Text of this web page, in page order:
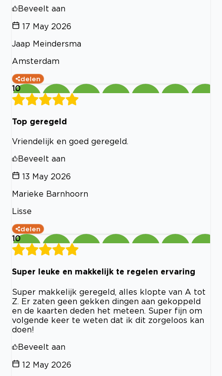
Beveelt aan
17 May 2026
Jaap Meindersma
Amsterdam
delen
10
Top geregeld
Vriendelijk en goed geregeld.
Beveelt aan
13 May 2026
Marieke Barnhoorn
Lisse
delen
10
Super leuke en makkelijk te regelen ervaring
Super makkelijk geregeld, alles klopte van A tot
Z. Er zaten geen gekken dingen aan gekoppeld
en de kaarten deden het meteen. Super fijn om
volgende keer te weten dat ik dit zorgeloos kan
doen!
Beveelt aan
12 May 2026